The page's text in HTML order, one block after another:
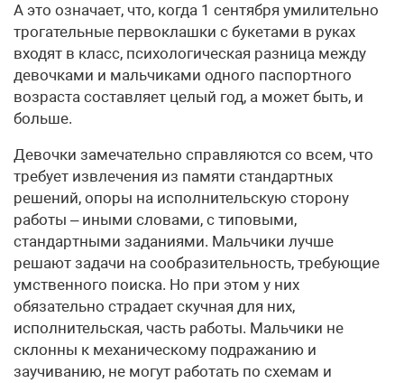
А это означает, что, когда 1 сентября умилительно
трогательные первоклашки с букетами в руках
входят в класс, психологическая разница между
девочками и мальчиками одного паспортного
возраста составляет целый год, а может быть, и
больше.
Девочки замечательно справляются со всем, что
требует извлечения из памяти стандартных
решений, опоры на исполнительскую сторону
работы – иными словами, с типовыми,
стандартными заданиями. Мальчики лучше
решают задачи на сообразительность, требующие
умственного поиска. Но при этом у них
обязательно страдает скучная для них,
исполнительская, часть работы. Мальчики не
склонны к механическому подражанию и
заучиванию, не могут работать по схемам и